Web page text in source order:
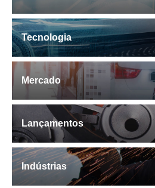
Tecnologia
Mercado
Lançamentos
Indústrias